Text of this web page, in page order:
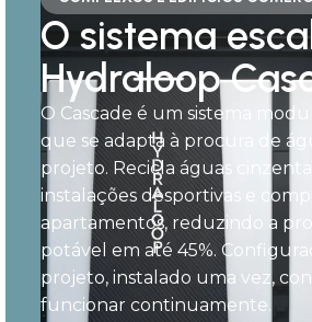
O sistema
Hydraloop
O Cascade é um sistema
que se adapta à procura de
projeto. Recicla águas
instalações desportivas e
apartamentos, reduzindo a
potável em até 45%.
projeto, instalado uma vez,
funcionar continuamente.